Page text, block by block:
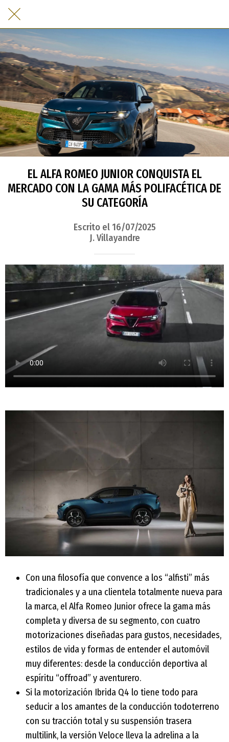
EL ALFA ROMEO JUNIOR CONQUISTA EL
MERCADO CON LA GAMA MÁS POLIFACÉTICA DE
SU CATEGORÍA
Escrito el 16/07/2025
J. Villayandre
Con una filosofía que convence a los “alfisti” más
tradicionales y a una clientela totalmente nueva para
la marca, el Alfa Romeo Junior ofrece la gama más
completa y diversa de su segmento, con cuatro
motorizaciones diseñadas para gustos, necesidades,
estilos de vida y formas de entender el automóvil
muy diferentes: desde la conducción deportiva al
espíritu “offroad” y aventurero.
Si la motorización Ibrida Q4 lo tiene todo para
seducir a los amantes de la conducción todoterreno
con su tracción total y su suspensión trasera
multilink, la versión Veloce lleva la adrelina a la